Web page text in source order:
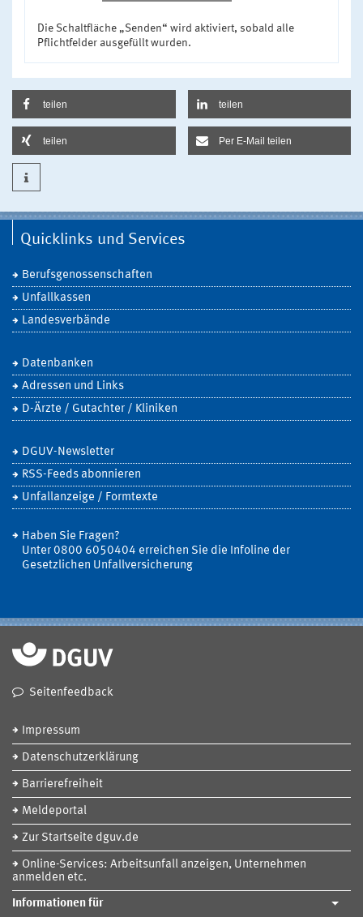
Die Schaltfläche „Senden“ wird aktiviert, sobald alle
Pflichtfelder ausgefüllt wurden.
teilen teilen
teilen Per E-Mail teilen
Quicklinks und Services
Berufsgenossenschaften
Unfallkassen
Landesverbände
Datenbanken
Adressen und Links
D-Ärzte / Gutachter / Kliniken
DGUV-Newsletter
RSS-Feeds abonnieren
Unfallanzeige / Formtexte
Haben Sie Fragen?
Unter 0800 6050404 erreichen Sie die Infoline der
Gesetzlichen Unfallversicherung
Seitenfeedback
Impressum
Datenschutzerklärung
Barrierefreiheit
Meldeportal
Zur Startseite dguv.de
Online-Services: Arbeitsunfall anzeigen, Unternehmen
anmelden etc.
Informationen für